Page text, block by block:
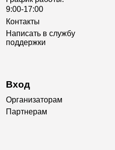
9:00-17:00
Контакты
Написать в службу
поддержки
Вход
Организаторам
Партнерам